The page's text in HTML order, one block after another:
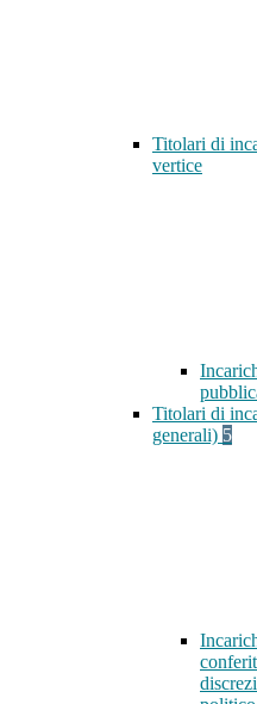
Titolari di
vertice
Titolari di
generali) 5